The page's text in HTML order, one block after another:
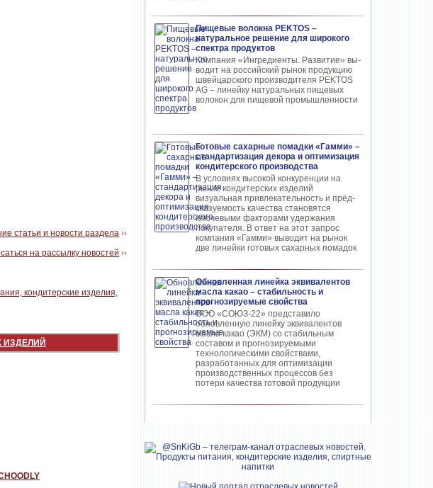
Пищевые волокна PEKTOS –
натуральное решение для широкого
спектра продуктов
Компания «Ингредиенты. Развитие» вы­
водит на российский рынок продукцию
швей­царского производителя PEKTOS
AG – ли­нейку натуральных пищевых
волокон для пи­щевой промышленности
Готовые сахарные помадки «Гамми» –
стандартизация декора и оптимизация
кондитерского производства
В условиях высокой кон­куренции на
рынке конди­терских изделий
визуальная привлекательность и пред­
сказуемость качества ста­новятся
ключевыми факто­рами удержания
покупателя. В ответ на этот запрос
компания «Гамми» выводит на рынок
две линейки готовых сахарных помадок
Обновленная линейка эквивалентов
масла какао – стабильность и
прогнозируемые свойства
ООО «СОЮЗ-22» представило
обновлен­ную линейку эквивалентов
масла ка­као (ЭКМ) со стабильным
составом и прогнозируемыми
технологическими свойствами,
разработанных для опти­мизации
производственных процес­сов без
потери качества готовой про­дукции
статьи и новости раздела ››
на рассылку новостей ››
ИЗДЕЛИЙ